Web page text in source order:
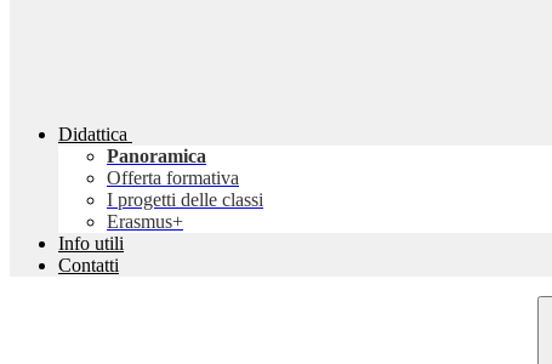
Didattica
Panoramica
Offerta formativa
I progetti delle classi
Erasmus+
Info utili
Contatti